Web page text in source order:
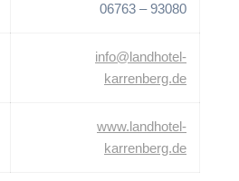
06763 – 93080
info@landhotel-
karrenberg.de
www.landhotel-
karrenberg.de